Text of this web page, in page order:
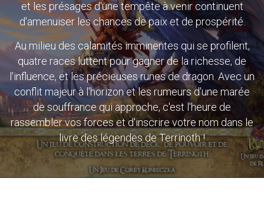
et les présages d'une tempête à venir continuent
d'amenuiser les chances de paix et de prospérité.
Au milieu des calamités imminentes qui se profilent,
quatre races luttent pour gagner de la richesse, de
l'influence, et les précieuses runes de dragon. Avec un
conflit majeur à l'horizon et les rumeurs d'une marée
de souffrance qui approche, c'est l'heure de
rassembler vos forces et d'inscrire votre nom dans le
livre des légendes de Terrinoth !